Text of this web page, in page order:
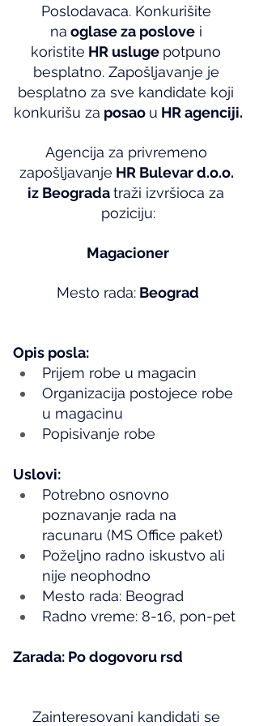
Poslodavaca. Konkurišite
na oglase za poslove i
koristite HR usluge potpuno
besplatno. Zapošljavanje je
besplatno za sve kandidate koji
konkurišu za posao u HR agenciji.
Agencija za privremeno
zapošljavanje HR Bulevar d.o.o.
iz Beograda traži izvršioca za
poziciju:
Magacioner
Mesto rada: Beograd
Opis posla:
Prijem robe u magacin
Organizacija postojece robe
u magacinu
Popisivanje robe
Uslovi:
Potrebno osnovno
poznavanje rada na
racunaru (MS Office paket)
Poželjno radno iskustvo ali
nije neophodno
Mesto rada: Beograd
Radno vreme: 8-16, pon-pet
Zarada: Po dogovoru rsd
Zainteresovani kandidati se